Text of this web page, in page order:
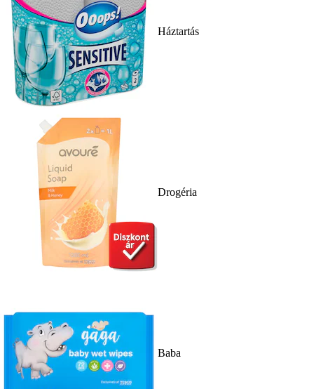
Háztartás
Drogéria
Baba